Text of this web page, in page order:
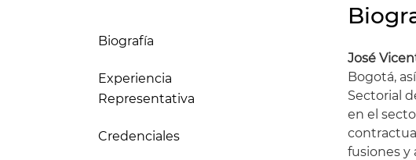
Biografía
Experiencia
Representativa
Credenciales
José
Bogotá,
Sectorial
en el
fusiones y